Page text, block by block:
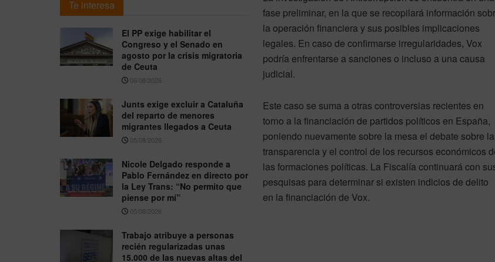
Te interesa
El PP exige habilitar el
Congreso y el Senado en
agosto por la crisis migratoria
de Ceuta
06/08/2026
Junts exige excluir a Cataluña
del reparto de menores
migrantes llegados a Ceuta
05/08/2026
Nicole Delgado responde a
Pablo Fernández en directo por
la Ley Trans: “No permito que
piense por mí”
05/08/2026
Trabajo atribuye a personas
recién regularizadas unas
15.000 de las nuevas altas del
fase preliminar, en la que se recopilará información
la operación financiera y sus posibles implicaciones
legales. En caso de confirmarse irregularidades, Vox
podría enfrentarse a sanciones o incluso a una causa
judicial.
Este caso se suma a otras controversias recientes en
torno a la financiación de partidos políticos en España,
poniendo nuevamente sobre la mesa el debate sobre la
transparencia y el control de los recursos económicos
las formaciones políticas. La Fiscalía continuará con
pesquisas para determinar si existen indicios de delito
en la financiación de Vox.